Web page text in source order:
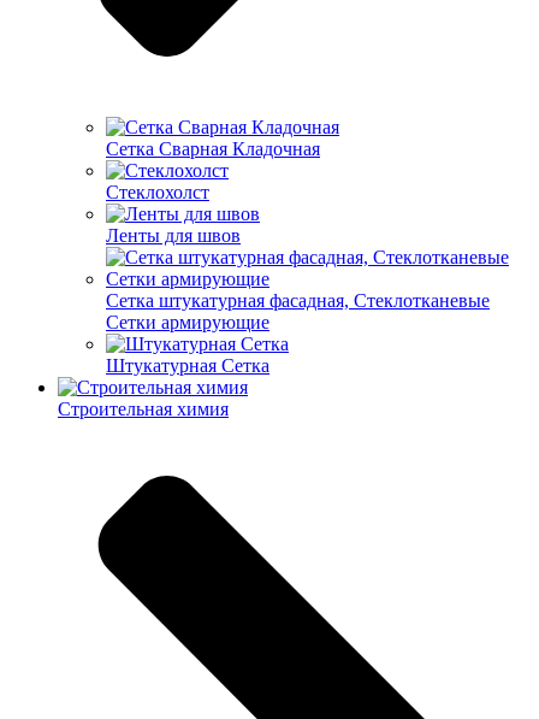
Cетка Сварная Кладочная
Cтеклохолст
Ленты для швов
Сетка штукатурная фасадная, Стеклотканевые
Сетки армирующие
Штукатурная Сетка
Строительная химия